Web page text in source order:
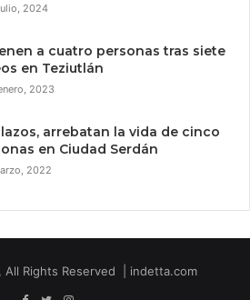
2024
a cuatro personas tras siete
en Teziutlán
2023
arrebatan la vida de cinco
en Ciudad Serdán
2022
Rights Reserved | indetta.com